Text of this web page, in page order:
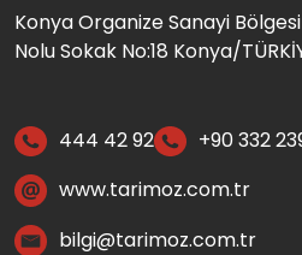
Konya Organize Sanayi
Nolu Sokak No:18 Konya/
444 42 92
+90 332
www.tarimoz.com.tr
bilgi@tarimoz.com.tr